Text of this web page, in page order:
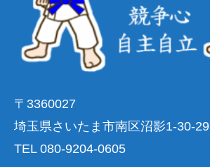
〒3360027
埼玉県さいたま市南区沼影1-30-29
TEL 080-9204-0605